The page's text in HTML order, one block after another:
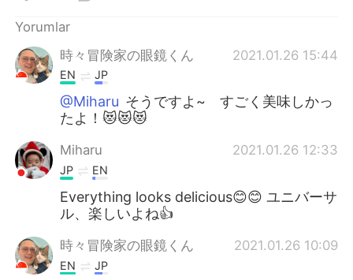
Yorumlar
時々冒険家の眼鏡くん
2021.01.26 15:44
EN JP
@Miharu そうですよ~ すごく美味しかっ
たよ！😻😻😻
Miharu 2021.01.26 12:33
JP EN
Everything looks delicious😊😊 ユニバーサ
ル、楽しいよね👍
時々冒険家の眼鏡くん 2021.01.26 10:09
EN JP